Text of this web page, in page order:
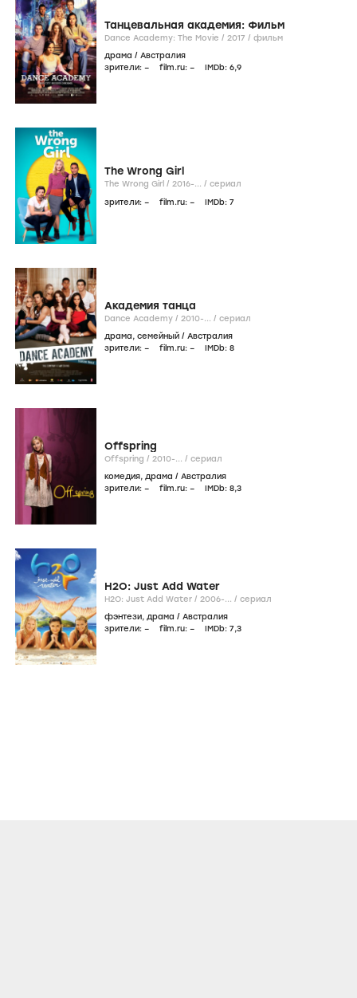
Танцевальная академия: Фильм
Dance Academy: The Movie / 2017 / фильм
драма / Австралия
зрители: – film.ru: – IMDb: 6,9
The Wrong Girl
The Wrong Girl / 2016-... / сериал
зрители: – film.ru: – IMDb: 7
Академия танца
Dance Academy / 2010-... / сериал
драма, семейный / Австралия
зрители: – film.ru: – IMDb: 8
Offspring
Offspring / 2010-... / сериал
комедия, драма / Австралия
зрители: – film.ru: – IMDb: 8,3
H2O: Just Add Water
H2O: Just Add Water / 2006-... / сериал
фэнтези, драма / Австралия
зрители: – film.ru: – IMDb: 7,3